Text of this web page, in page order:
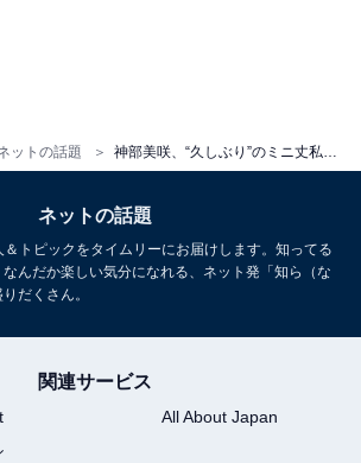
ットの話題 神部美咲、“久しぶり”のミニ丈私服で美脚あらわに！ 「美しく綺麗」「嫁より好き」
ネットの話題
トピックをタイムリーにお届けします。知ってる
んだか楽しい気分になれる、ネット発「知ら（な
だくさん。
関連サービス
All About Japan